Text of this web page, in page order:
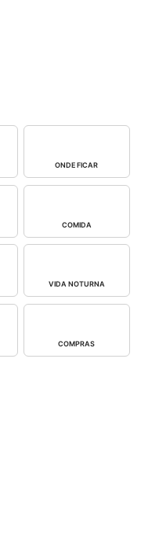
ONDE FICAR
COMIDA
VIDA NOTURNA
COMPRAS